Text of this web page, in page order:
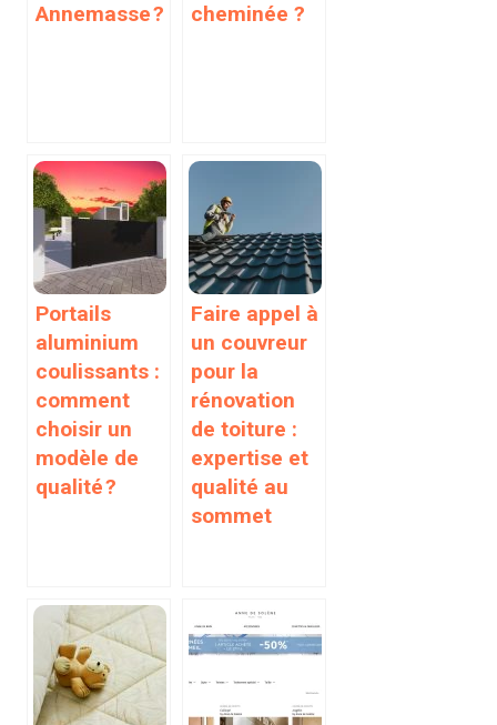
Annemasse ?
cheminée ?
Portails
aluminium
coulissants :
comment
choisir un
modèle de
qualité ?
Faire appel à
un couvreur
pour la
rénovation
de toiture :
expertise et
qualité au
sommet